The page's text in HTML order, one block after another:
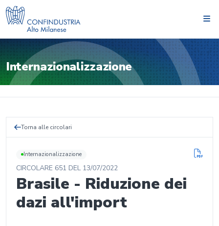
Internazionalizzazione
Torna alle circolari
Internazionalizzazione
CIRCOLARE 651 DEL 13/07/2022
Brasile - Riduzione dei
dazi all'import